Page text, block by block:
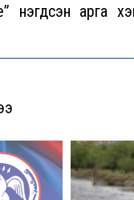
Next
нэгдсэн арга